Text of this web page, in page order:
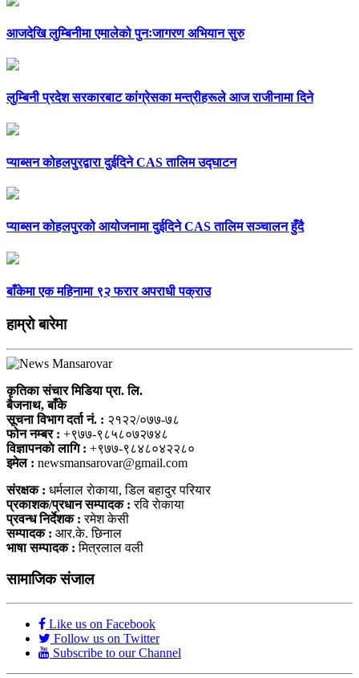
आजदेखि लुम्बिनीमा एमालेको पुनःजागरण अभियान सुरु
लुम्बिनी प्रदेश सरकारबाट कांग्रेसका मन्त्रीहरूले आज राजीनामा दिने
प्याब्सन कोहलपुरद्वारा दुईदिने CAS तालिम उद्घाटन
प्याब्सन कोहलपुरको आयोजनामा दुईदिने CAS तालिम सञ्चालन हुँदै
बाँकेमा एक महिनामा ९२ फरार अपराधी पक्राउ
हाम्राे बारेमा
कृतिका संचार मिडिया प्रा. लि.
बैजनाथ, बाँके
सूचना विभाग दर्ता नं. : २१२२/०७७-७८
फोन नम्बर : +९७७-९८५८०७२७४८
विज्ञापनकाे लागि : +९७७-९८४८०४२२८०
इमेल : newsmansarovar@gmail.com
संरक्षक : धर्मलाल राेकाया, डिल बहादुर परियार
प्रकाशक/प्रधान सम्पादक : रवि राेकाया
प्रवन्ध निर्देशक : रमेश केसी
सम्पादक : आर.के. छिनाल
भाषा सम्पादक : मित्रलाल वली
सामाजिक संजाल
Like us on Facebook
Follow us on Twitter
Subscribe to our Channel